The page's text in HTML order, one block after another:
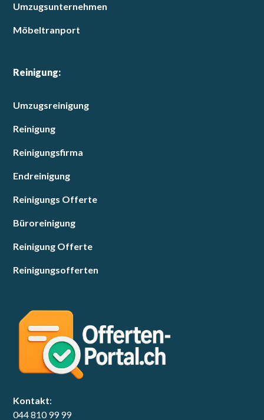
Umzugsunternehmen
Möbeltranport
Reinigung:
Umzugsreinigung
Reinigung
Reinigungsfirma
Endreinigung
Reinigungs Offerte
Büroreinigung
Reinigung Offerte
Reinigungsofferten
Kontakt:
044 810 99 99